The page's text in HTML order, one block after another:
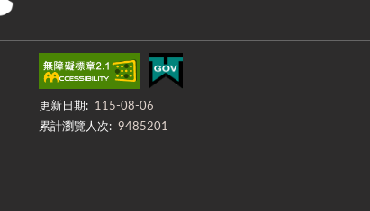
更新日期:
115-08-06
累計瀏覽人次: 9485201